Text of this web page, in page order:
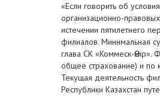
«Если говорить об
организационно-
истечении пятилетнего
филиалов. Минимальная
глава СК «Коммеск-
общее страхование) и по
Текущая деятельность
Республики Казахстан